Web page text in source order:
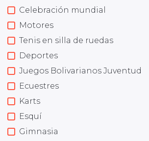
Celebración mundial
Motores
Tenis en silla de ruedas
Deportes
Juegos Bolivarianos Juventud
Ecuestres
Karts
Esquí
Gimnasia